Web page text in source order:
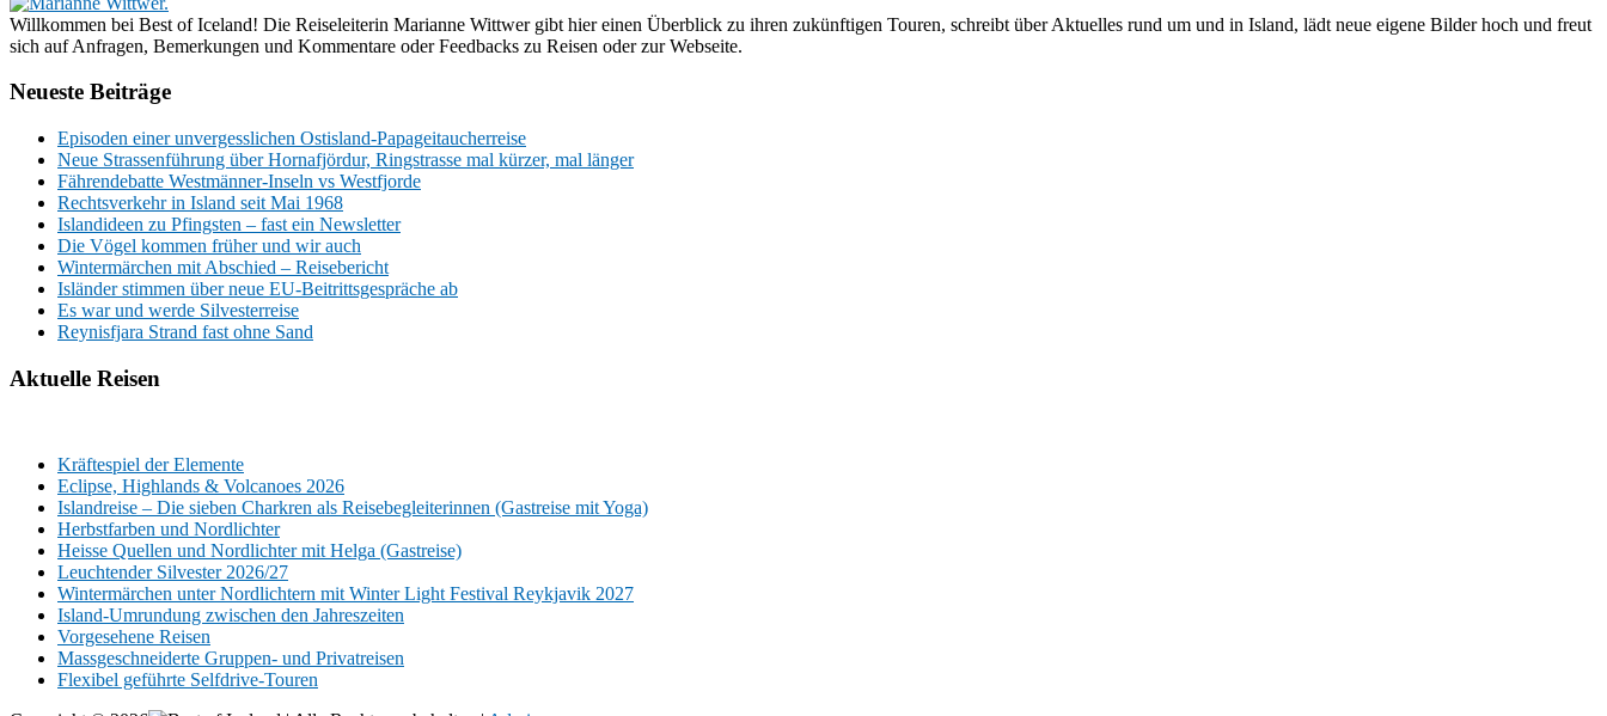
Willkommen bei Best of Iceland! Die Reiseleiterin Marianne Wittwer gibt hier einen Überblick zu ihren zukünftigen Touren, schreibt über Aktuelles rund um und in Island, lädt neue eigene Bilder hoch und freut
sich auf Anfragen, Bemerkungen und Kommentare oder Feedbacks zu Reisen oder zur Webseite.
Neueste Beiträge
Episoden einer unvergesslichen Ostisland-Papageitaucherreise
Neue Strassenführung über Hornafjördur, Ringstrasse mal kürzer, mal länger
Fährendebatte Westmänner-Inseln vs Westfjorde
Rechtsverkehr in Island seit Mai 1968
Islandideen zu Pfingsten – fast ein Newsletter
Die Vögel kommen früher und wir auch
Wintermärchen mit Abschied – Reisebericht
Isländer stimmen über neue EU-Beitrittsgespräche ab
Es war und werde Silvesterreise
Reynisfjara Strand fast ohne Sand
Aktuelle Reisen
Kräftespiel der Elemente
Eclipse, Highlands & Volcanoes 2026
Islandreise – Die sieben Charkren als Reisebegleiterinnen (Gastreise mit Yoga)
Herbstfarben und Nordlichter
Heisse Quellen und Nordlichter mit Helga (Gastreise)
Leuchtender Silvester 2026/27
Wintermärchen unter Nordlichtern mit Winter Light Festival Reykjavik 2027
Island-Umrundung zwischen den Jahreszeiten
Vorgesehene Reisen
Massgeschneiderte Gruppen- und Privatreisen
Flexibel geführte Selfdrive-Touren